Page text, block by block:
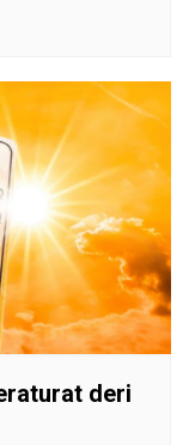
deri